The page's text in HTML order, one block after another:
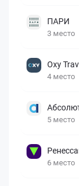
ПАРИ
3 место
Oxy
4 место
5 место
6 место